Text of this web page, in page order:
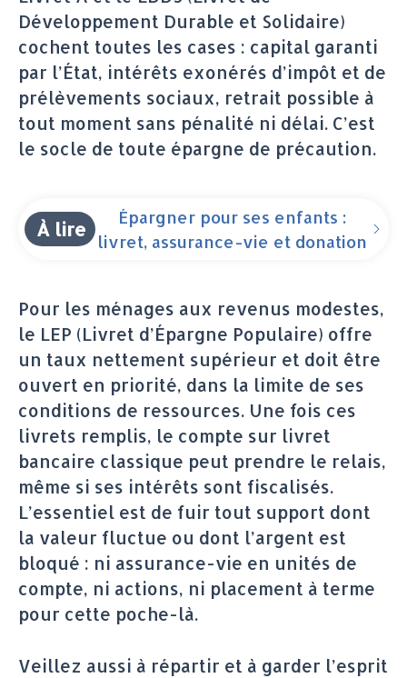
Développement Durable et Solidaire)
cochent toutes les cases : capital garanti
par l’État, intérêts exonérés d’impôt et de
prélèvements sociaux, retrait possible à
tout moment sans pénalité ni délai. C’est
le socle de toute épargne de précaution.
À lire
Épargner pour ses enfants :
livret, assurance-vie et donation
Pour les ménages aux revenus modestes,
le LEP (Livret d’Épargne Populaire) offre
un taux nettement supérieur et doit être
ouvert en priorité, dans la limite de ses
conditions de ressources. Une fois ces
livrets remplis, le compte sur livret
bancaire classique peut prendre le relais,
même si ses intérêts sont fiscalisés.
L’essentiel est de fuir tout support dont
la valeur fluctue ou dont l’argent est
bloqué : ni assurance-vie en unités de
compte, ni actions, ni placement à terme
pour cette poche-là.
Veillez aussi à répartir et à garder l’esprit